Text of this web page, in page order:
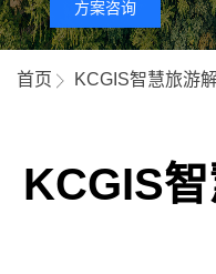
方案咨询
首页 KCGIS智慧旅游
KCGIS